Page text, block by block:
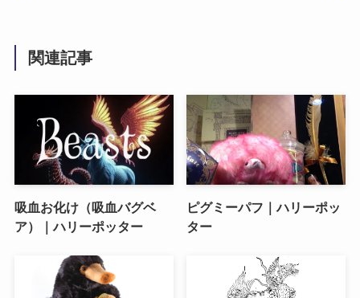
関連記事
吸血お化け（吸血バグベ
ア）｜ハリーポッター
ピグミーパフ｜ハリーポッ
ター